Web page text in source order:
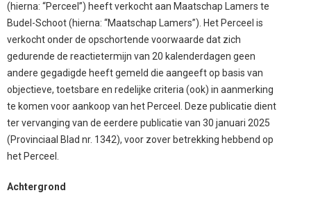
(hierna: “Perceel”) heeft verkocht aan Maatschap Lamers te
Budel-Schoot (hierna: “Maatschap Lamers”). Het Perceel is
verkocht onder de opschortende voorwaarde dat zich
gedurende de reactietermijn van 20 kalenderdagen geen
andere gegadigde heeft gemeld die aangeeft op basis van
objectieve, toetsbare en redelijke criteria (ook) in aanmerking
te komen voor aankoop van het Perceel. Deze publicatie dient
ter vervanging van de eerdere publicatie van 30 januari 2025
(Provinciaal Blad nr. 1342), voor zover betrekking hebbend op
het Perceel.
Achtergrond